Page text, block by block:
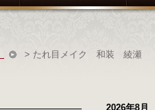
> たれ目メイク 和装 綾瀬
2026年8月